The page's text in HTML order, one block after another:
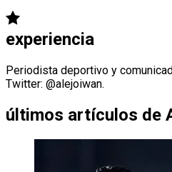
experiencia
Periodista deportivo y
Twitter: @alejoiwan.
últimos artículos de